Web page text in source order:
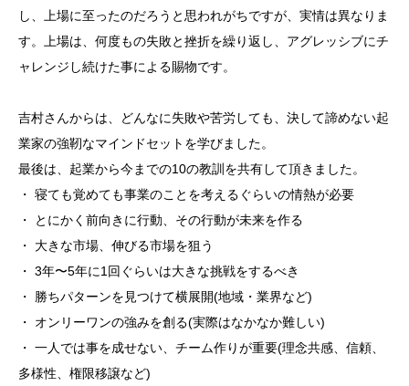
し、上場に至ったのだろうと思われがちですが、実情は異なりま
す。上場は、何度もの失敗と挫折を繰り返し、アグレッシブにチ
ャレンジし続けた事による賜物です。
吉村さんからは、どんなに失敗や苦労しても、決して諦めない起
業家の強靭なマインドセットを学びました。
最後は、起業から今までの10の教訓を共有して頂きました。
・ 寝ても覚めても事業のことを考えるぐらいの情熱が必要
・ とにかく前向きに行動、その行動が未来を作る
・ 大きな市場、伸びる市場を狙う
・ 3年〜5年に1回ぐらいは大きな挑戦をするべき
・ 勝ちパターンを見つけて横展開(地域・業界など)
・ オンリーワンの強みを創る(実際はなかなか難しい)
・ 一人では事を成せない、チーム作りが重要(理念共感、信頼、
多様性、権限移譲など)